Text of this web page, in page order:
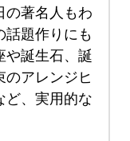
の著名人もわ
話題作りにも
や誕生石、誕
のアレンジヒ
ど、実用的な